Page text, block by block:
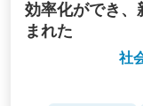
効率化ができ、
まれた
社